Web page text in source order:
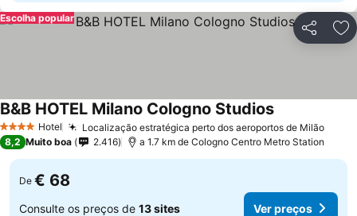
Partilhar
Escolha popular
4 EstrelasHotel Localização estratégica perto dos aeroportos de MilãoVer
B&B HOTEL Milano Cologno StudiosVer preços
8,2 Muito boa 2.416 a 1.7 km de Cologno Centro Metro Station
De € 68
Consulte os preços de 13 sites Ver preços